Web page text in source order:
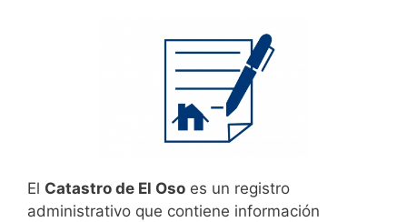
El Catastro de El Oso es un registro
administrativo que contiene información